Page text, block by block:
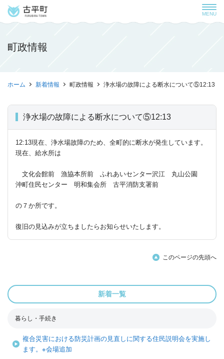
MENU
町政情報
ホーム 新着情報 町政情報 浄水場の故障による断水について⑤12:13
浄水場の故障による断水について⑤12:13
12:13現在、浄水場故障のため、全町的に断水が発生しています。
現在、給水所は
文化会館前 漁協本所前 ふれあいセンター沢江 丸山公園
沖町住民センター 明和集会所 古平消防支署前
の７か所です。
復旧の見込みが立ちましたらお知らせいたします。
このページの先頭へ
新着一覧
暮らし・手続き
複合災害における防災計画の見直しに関する住民説明会を実施し
ます。※会場追加